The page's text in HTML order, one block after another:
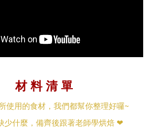
材 料 清 單
使用的食材，我們都幫你整理好囉~
少什麼，備齊後跟著老師學烘焙 ❤